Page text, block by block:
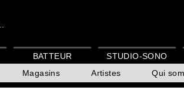
Magasins Artistes Qui
BATTEUR STUDIO-SONO